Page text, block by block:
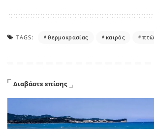
TAGS: θερμοκρασίας καιρός
Διαβάστε επίσης